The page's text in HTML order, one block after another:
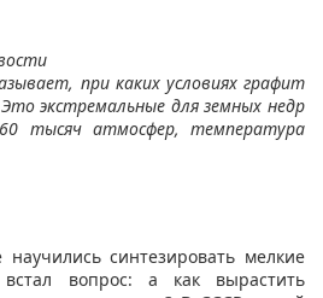
при каких условиях графит
экстремальные для земных недр
60 тысяч атмосфер, температура
синтезировать мелкие
вопрос: а как вырастить